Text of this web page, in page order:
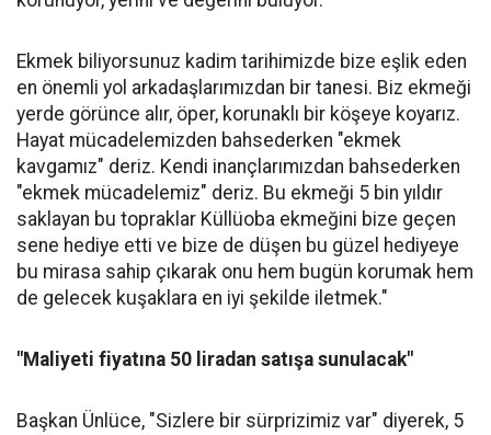
Ekmek biliyorsunuz kadim tarihimizde bize eşlik eden
en önemli yol arkadaşlarımızdan bir tanesi. Biz ekmeği
yerde görünce alır, öper, korunaklı bir köşeye koyarız.
Hayat mücadelemizden bahsederken "ekmek
kavgamız" deriz. Kendi inançlarımızdan bahsederken
"ekmek mücadelemiz" deriz. Bu ekmeği 5 bin yıldır
saklayan bu topraklar Küllüoba ekmeğini bize geçen
sene hediye etti ve bize de düşen bu güzel hediyeye
bu mirasa sahip çıkarak onu hem bugün korumak hem
de gelecek kuşaklara en iyi şekilde iletmek."
"Maliyeti fiyatına 50 liradan satışa sunulacak"
Başkan Ünlüce, "Sizlere bir sürprizimiz var" diyerek, 5